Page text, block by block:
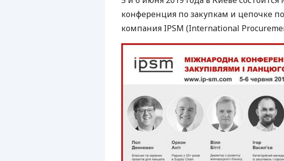
конференция по закупкам и цепочке
компания IPSM (International